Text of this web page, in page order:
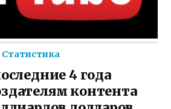
Статистика
4 года
контента